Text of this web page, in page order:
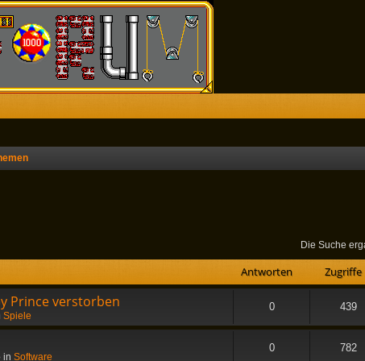
Die Suche
Antworten Zugriffe
Prince verstorben
Spiele
0 439
in Software
0 782